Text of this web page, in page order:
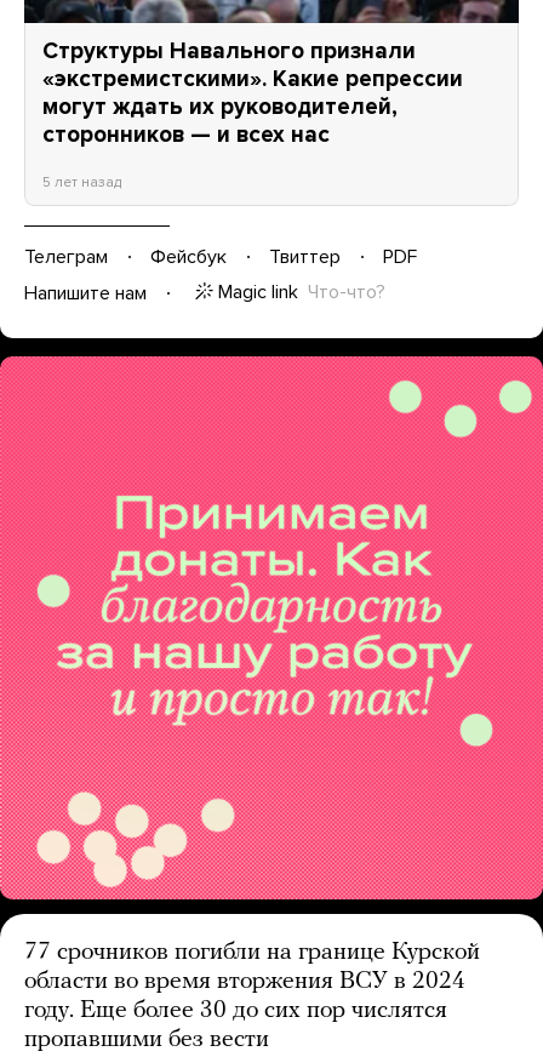
Структуры Навального признали
«экстремистскими». Какие репрессии
могут ждать их руководителей,
сторонников — и всех нас
5 лет назад
Телеграм Фейсбук Твиттер
PDF
Напишите нам
Magic link Что-что?
77 срочников погибли на границе Курской
области во время вторжения ВСУ в 2024
году. Еще более 30 до сих пор числятся
пропавшими без вести